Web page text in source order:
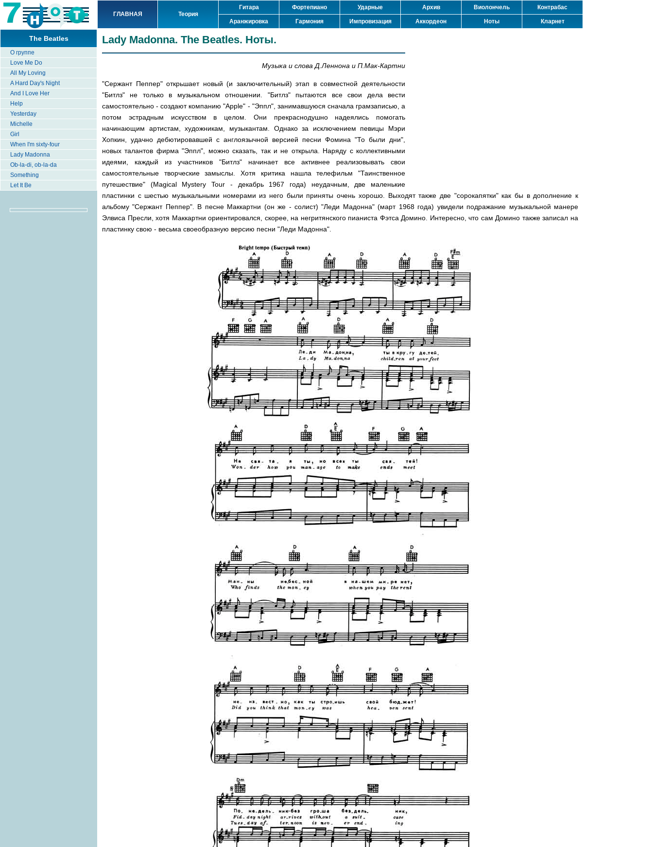
ГЛАВНАЯ Теория
Гитара Фортепиано Ударные Архив Виолончель Контрабас
Аранжировка Гармония Импровизация Аккордеон Ноты Кларнет
The Beatles
О группе
Love Me Do
All My Loving
A Hard Day's Night
And I Love Her
Help
Yesterday
Michelle
Girl
When I'm sixty-four
Lady Madonna
Ob-la-di, ob-la-da
Something
Let It Be
Lady Madonna. The Beatles. Ноты.
Музыка и слова Д.Леннона и П.Мак-Картни
"Сержант Пеппер" открьшает новый (и заключительный) этап в совместной деятельности
"Битлз" не только в музыкальном отношении. "Битлз" пытаются все свои дела вести
самостоятельно - создают компанию "Apple" - "Эппл", занимавшуюся сначала грамзаписью, а
потом эстрадным искусством в целом. Они прекраснодушно надеялись помогать
начинающим артистам, художникам, музыкантам. Однако за исключением певицы Мэри
Хопкин, удачно дебютировавшей с англоязычной версией песни Фомина "То были дни",
новых талантов фирма "Эппл", можно сказать, так и не открыла. Наряду с коллективными
идеями, каждый из участников "Битлз" начинает все активнее реализовывать свои
самостоятельные творческие замыслы. Хотя критика нашла телефильм "Таинственное
путешествие" (Magical Mystery Tour - декабрь 1967 года) неудачным, две маленькие
пластинки с шестью музыкальными номерами из него были приняты очень хорошо. Выходят также две "сорокапятки" как бы в дополнение к
альбому "Сержант Пеппер". В песне Маккартни (он же - солист) "Леди Мадонна" (март 1968 года) увидели подражание музыкальной манере
Элвиса Пресли, хотя Маккартни ориентировался, скорее, на негритянского пианиста Фэтса Домино. Интересно, что сам Домино также записал на
пластинку свою - весьма своеобразную версию песни "Леди Мадонна".